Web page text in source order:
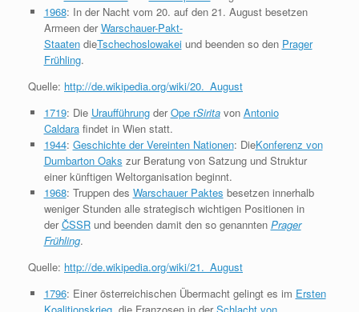
1968: In der Nacht vom 20. auf den 21. August besetzen
Armeen derWarschauer-Pakt-
StaatendieTschechoslowakeiund beenden so den Prager
Frühling.
Quelle: http://de.wikipedia.org/wiki/20._August
1719: Die UraufführungderOpe rSirita von Antonio
Caldarafindet in Wien statt.
1944: Geschichte der Vereinten Nationen: DieKonferenz von
Dumbarton Oaks zur Beratung von Satzung und Struktur
einer künftigen Weltorganisation beginnt.
1968: Truppen des Warschauer Paktes besetzen innerhalb
weniger Stunden alle strategisch wichtigen Positionen in
derČSSRund beenden damit den so genannten Prager
Frühling.
Quelle: http://de.wikipedia.org/wiki/21._August
1796: Einer österreichischen Übermacht gelingt es im Ersten